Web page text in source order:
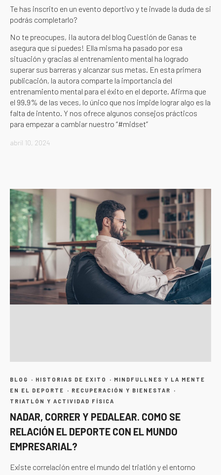
Te has inscrito en un evento deportivo y te invade la duda de si
podrás completarlo?
No te preocupes, ¡la autora del blog Cuestión de Ganas te
asegura que sí puedes! Ella misma ha pasado por esa
situación y gracias al entrenamiento mental ha logrado
superar sus barreras y alcanzar sus metas. En esta primera
publicación, la autora comparte la importancia del
entrenamiento mental para el éxito en el deporte. Afirma que
el 99.9% de las veces, lo único que nos impide lograr algo es la
falta de intento. Y nos ofrece algunos consejos prácticos
para empezar a cambiar nuestro “#midset”
abril 10, 2024
BLOG · HISTORIAS DE EXITO · MINDFULLNES Y LA MENTE
EN EL DEPORTE
· RECUPERACIÓN Y BIENESTAR ·
TRIATLÓN Y ACTIVIDAD FÍSICA
NADAR, CORRER Y PEDALEAR. COMO SE
RELACIÓN EL DEPORTE CON EL MUNDO
EMPRESARIAL?
Existe correlación entre el mundo del triatlón y el entorno